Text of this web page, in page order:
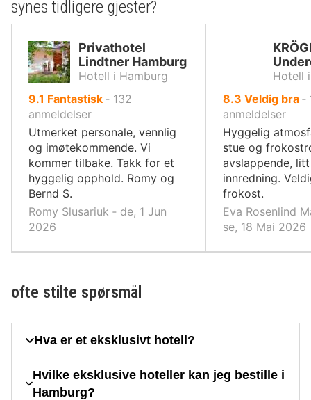
synes tidligere gjester?
Privathotel
Lindtner Hamburg
Hotell i Hamburg
9.1 av
10,
Fantastisk ‐ 132
anmeldelser
Utmerket personale, vennlig
og imøtekommende. Vi
kommer tilbake. Takk for et
hyggelig opphold. Romy og
Bernd S.
Romy Slusariuk ‐ de, 1 Jun
2026
Hotell
8.3 av
10,
Veldig bra ‐
anmeldelser
Hyggelig
stue og
avslappende,
innredning.
frokost.
Eva Rosenlind
se, 18 Mai 2026
ofte stilte spørsmål
Hva er et eksklusivt hotell?
Hvilke eksklusive hoteller kan jeg bestille i
Hamburg?